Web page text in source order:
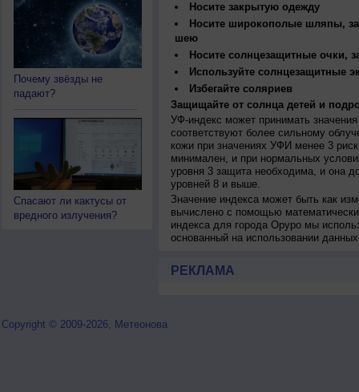
Почему звёзды не
падают?
Спасают ли кактусы от
вредного излучения?
Носите закрытую одежду
Носите широкополые шляпы,
шею
Носите солнцезащитные очки,
Используйте солнцезащитные
Избегайте соляриев
Защищайте от солнца детей и
УФ-индекс может принимать
соответствуют более сильному
кожи при значениях УФИ менее 3
минимален, и при нормальных
уровня 3 защита необходима, и она
уровней 8 и выше.
Значение индекса может быть как
вычислено с помощью
индекса для города Оруро мы
основанный на использовании
РЕКЛАМА
Copyright © 2009-2026, Метеонова